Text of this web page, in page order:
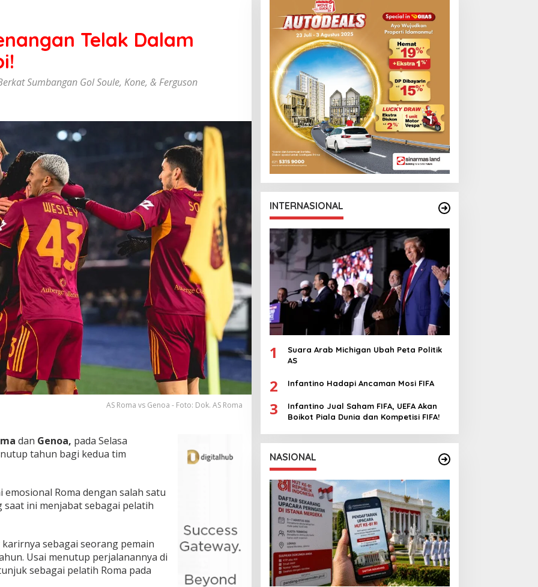
Telak Dalam
Sumbangan Gol Soule, Kone, & Ferguson
AS Roma vs Genoa - Foto: Dok. AS Roma
dan Genoa, pada Selasa
tahun bagi kedua tim
Roma dengan salah satu
saat ini menjabat sebagai pelatih
sebagai seorang pemain
Usai menutup perjalanannya di
sebagai pelatih Roma pada
INTERNASIONAL
1
Suara Arab Michigan Ubah Peta Politik
AS
2 Infantino Hadapi Ancaman Mosi FIFA
3
Infantino Jual Saham FIFA, UEFA Akan
Boikot Piala Dunia dan Kompetisi FIFA!
NASIONAL